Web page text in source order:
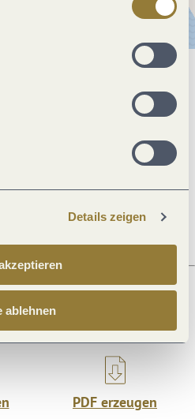
Mit der Auswahl "Alle
in der Nutzung
Details zeigen
ablehnen
Informationen
tun?
PDF erzeugen